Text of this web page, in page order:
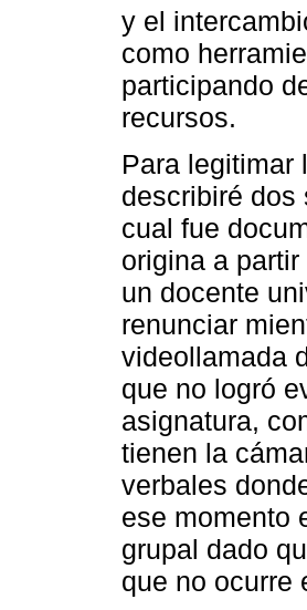
y el
como
participando
recursos.
Para legitimar
describiré dos
cual fue
origina a
un docente
renunciar
videollamada
que no logró
asignatura,
tienen la
verbales
ese momento
grupal dado
que no ocurre